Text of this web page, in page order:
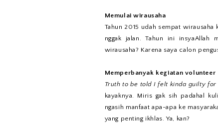
Memulai wirausaha
Tahun 2015 udah sempat
nggak jalan. Tahun ini insyaAllah
wirausaha? Karena saya calon
Memperbanyak kegiatan volunteer
Truth to be told I felt kinda guilty
kayaknya. Miris gak sih padahal
ngasih manfaat apa-apa ke
yang penting ikhlas. Ya, kan?